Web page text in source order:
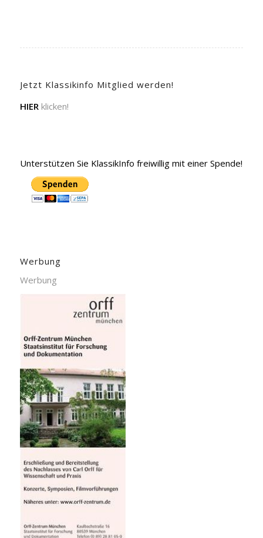
Jetzt Klassikinfo Mitglied werden!
HIER klicken!
Unterstützen Sie KlassikInfo freiwillig mit einer Spende!
Werbung
Werbung